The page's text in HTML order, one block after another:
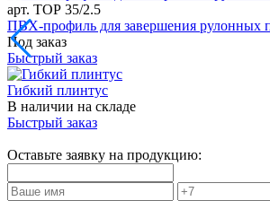
арт. ТОР 35/2.5
ПВХ-профиль для завершения рулонных
Под заказ
Быстрый заказ
Гибкий плинтус
В наличии на складе
Быстрый заказ
Оставьте заявку на продукцию: